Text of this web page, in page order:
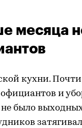
месяца
кухни.
и
было